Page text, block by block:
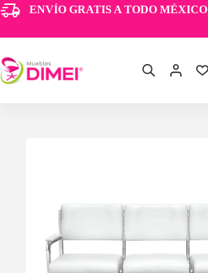
ENVÍO GRATIS A TODO MÉXICO